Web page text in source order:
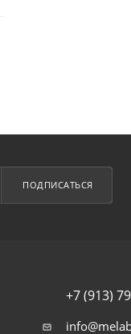
ПОДПИСАТЬСЯ
+7 (913)